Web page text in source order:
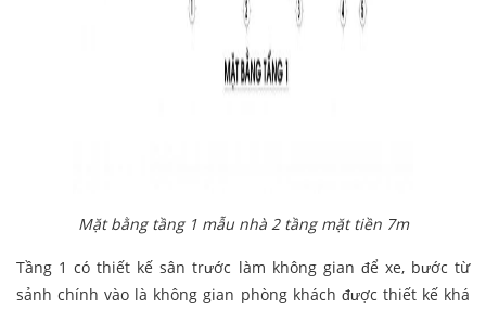
Mặt bằng tầng 1 mẫu nhà 2 tầng mặt tiền 7m
Tầng 1 có thiết kế sân trước làm không gian để xe, bước từ
sảnh chính vào là không gian phòng khách được thiết kế khá